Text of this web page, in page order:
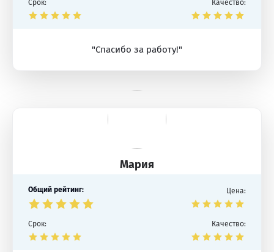
Срок: Качество:
"Спасибо за работу!"
Мария
Общий рейтинг: Цена:
Срок: Качество: